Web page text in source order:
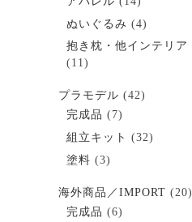
ぬいぐるみ (4)
抱き枕・他インテリア
(11)
プラモデル (42)
完成品 (7)
組立キット (32)
塗料 (3)
海外商品／IMPORT (20)
完成品 (6)